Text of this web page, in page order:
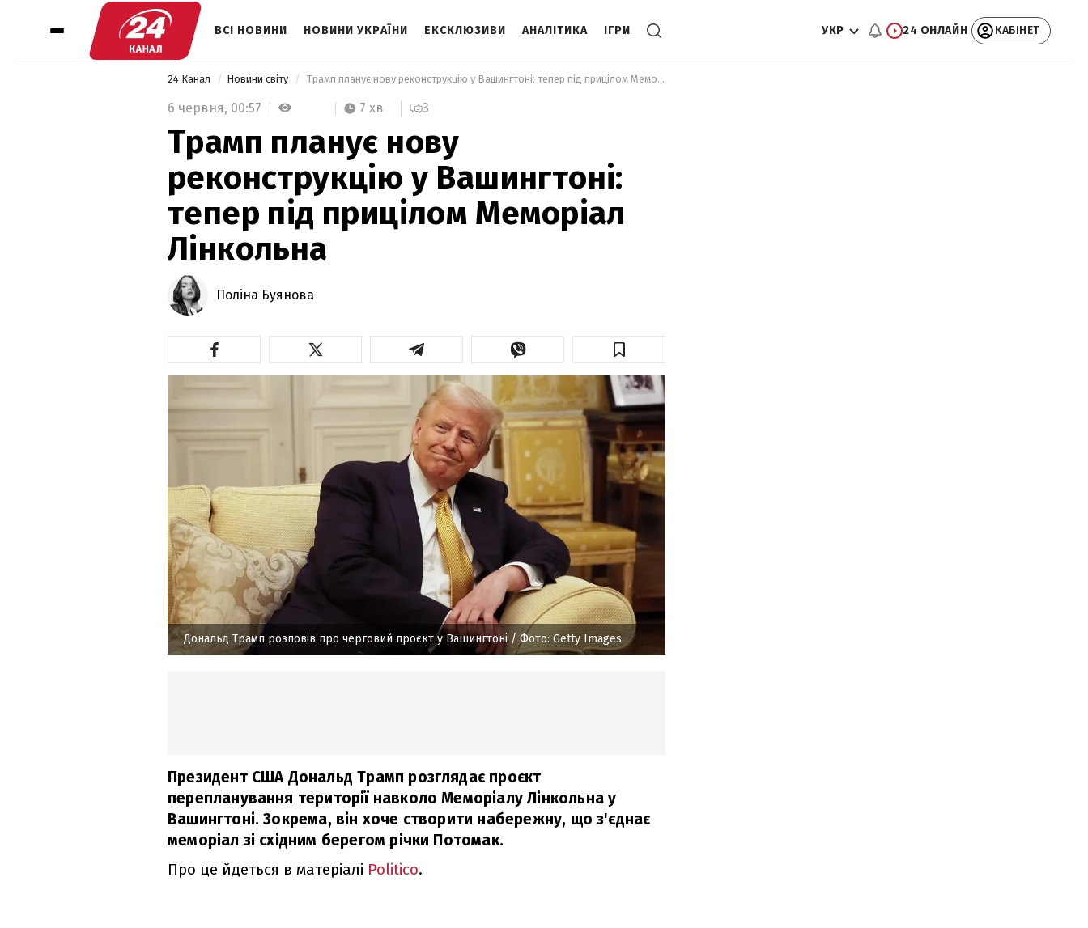
ВСІ НОВИНИ НОВИНИ УКРАЇНИ ЕКСКЛЮЗИВИ АНАЛІТИКА ІГРИ УКР 24 ОНЛАЙН КАБІНЕТ
24 Канал Новини світу Трамп планує нову реконструкцію у Вашингтоні: тепер під прицілом Меморіал Лінкольна
6 червня, 00:57 7 хв 3
Трамп планує нову
реконструкцію у Вашингтоні:
тепер під прицілом Меморіал
Лінкольна
Поліна Буянова
Дональд Трамп розповів про черговий проєкт у Вашингтоні / Фото: Getty Images
Президент США Дональд Трамп розглядає проєкт
перепланування території навколо Меморіалу Лінкольна у
Вашингтоні. Зокрема, він хоче створити набережну, що з'єднає
меморіал зі східним берегом річки Потомак.
Про це йдеться в матеріалі Politico.